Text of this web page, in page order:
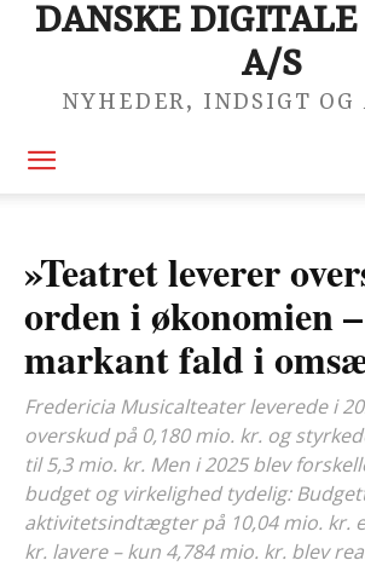
DANSKE
A/S
NYHEDER, INDSIGT OG
»Teatret leverer
orden i økonomien
markant fald i
Fredericia Musicalteater leverede i
overskud på 0,180 mio. kr. og
til 5,3 mio. kr. Men i 2025 blev
budget og virkelighed tydelig:
aktivitetsindtægter på 10,04 mio. kr.
kr. lavere – kun 4,784 mio. kr. blev